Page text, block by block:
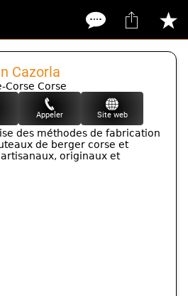
Cazorla
Corse Corse
Appeler Site web
des méthodes de fabrication
de berger corse et
originaux et